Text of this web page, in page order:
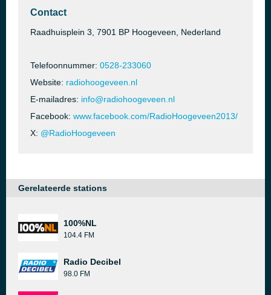
Contact
Raadhuisplein 3, 7901 BP Hoogeveen, Nederland
Telefoonnummer: 0528-233060
Website: radiohoogeveen.nl
E-mailadres: info@radiohoogeveen.nl
Facebook: www.facebook.com/RadioHoogeveen2013/
X: @RadioHoogeveen
Gerelateerde stations
100%NL
104.4 FM
Radio Decibel
98.0 FM